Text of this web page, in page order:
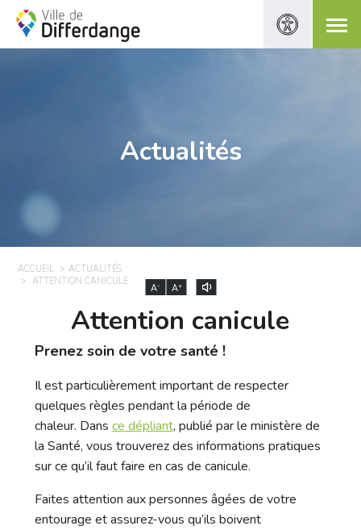
Actualités
ACCUEIL
ACTUALITÉS
ATTENTION CANICULE
A- A+
Attention canicule
Prenez soin de votre santé !
Il est particulièrement important de respecter
quelques règles pendant la période de
chaleur. Dans ce dépliant, publié par le ministère de
la Santé, vous trouverez des informations pratiques
sur ce qu’il faut faire en cas de canicule.
Faites attention aux personnes âgées de votre
entourage et assurez-vous qu’ils boivent